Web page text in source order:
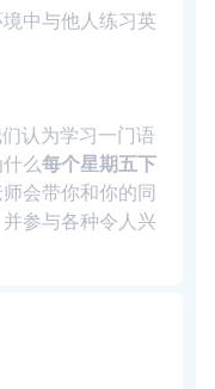
中与他人练习英
认为学习一门语
么每个星期五下
会带你和你的同
参与各种令人兴